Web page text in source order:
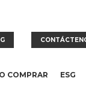
COMPRAR ESG